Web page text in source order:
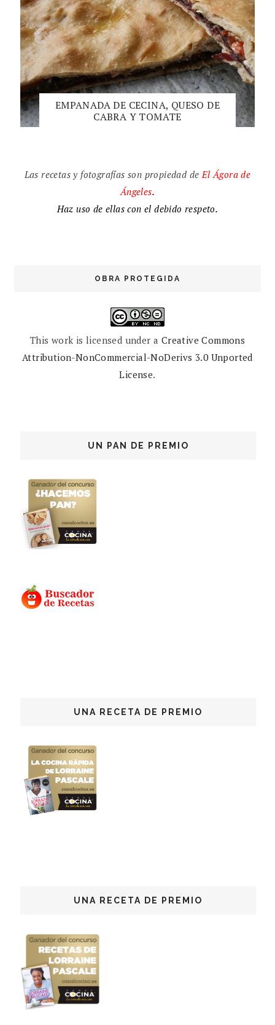
EMPANADA DE CECINA, QUESO DE
CABRA Y TOMATE
Las recetas y fotografías son propiedad de ElÁgora de
Ángeles.
Haz uso de ellas con el debido respeto.
OBRA PROTEGIDA
This work is licensed under a Creative Commons
Attribution-NonCommercial-NoDerivs 3.0 Unported
License.
UN PAN DE PREMIO
UNA RECETA DE PREMIO
UNA RECETA DE PREMIO